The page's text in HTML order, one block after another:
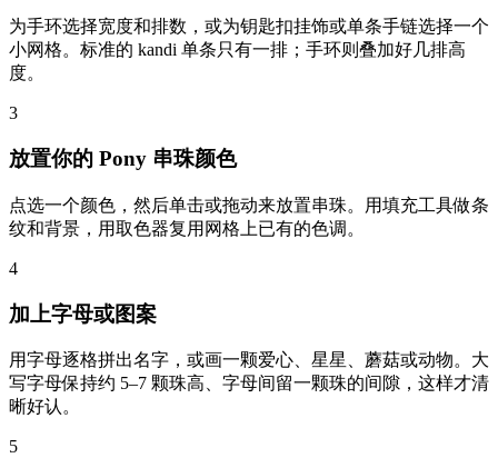
为手环选择宽度和排数，或为钥匙扣挂饰或单条手链选择一个
小网格。标准的 kandi 单条只有一排；手环则叠加好几排高
度。
3
放置你的 Pony 串珠颜色
点选一个颜色，然后单击或拖动来放置串珠。用填充工具做条
纹和背景，用取色器复用网格上已有的色调。
4
加上字母或图案
用字母逐格拼出名字，或画一颗爱心、星星、蘑菇或动物。大
写字母保持约 5–7 颗珠高、字母间留一颗珠的间隙，这样才清
晰好认。
5